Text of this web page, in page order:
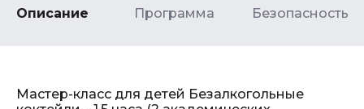
Описание Программа Безопасность
Мастер-класс для детей Безалкогольные